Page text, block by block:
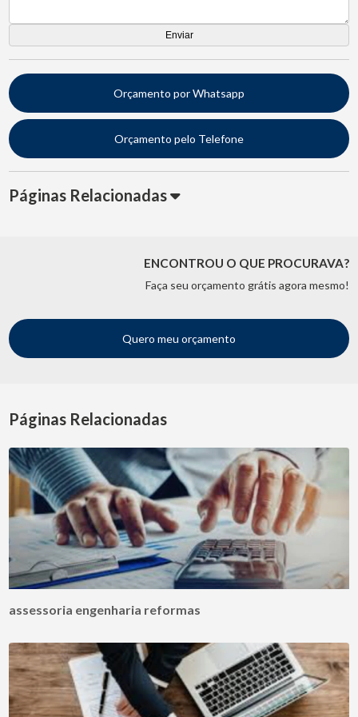
Orçamento por Whatsapp
Orçamento pelo Telefone
Páginas Relacionadas
ENCONTROU O QUE PROCURAVA?
Faça seu orçamento grátis agora mesmo!
Quero meu orçamento
Páginas Relacionadas
assessoria engenharia reformas